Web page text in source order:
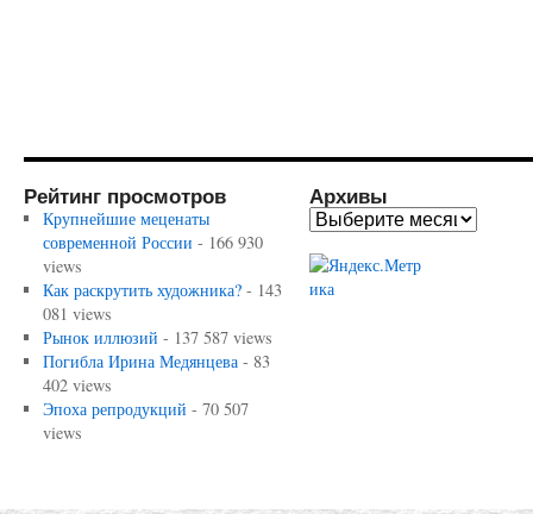
Рейтинг просмотров
Крупнейшие меценаты
современной России - 166 930
views
Как раскрутить художника?- 143
081 views
Рынок иллюзий - 137 587 views
Погибла Ирина Медянцева- 83
402 views
Эпоха репродукций - 70 507
views
Архивы